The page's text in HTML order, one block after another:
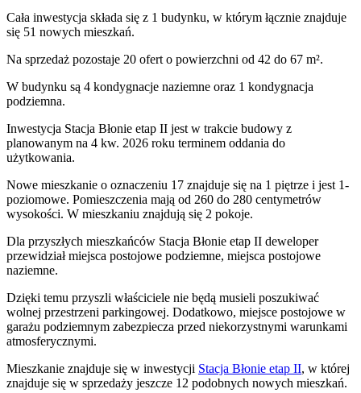
Cała inwestycja składa się z 1 budynku, w którym łącznie znajduje
się 51 nowych mieszkań.
Na sprzedaż pozostaje 20 ofert o powierzchni od 42 do 67 m².
W budynku są 4 kondygnacje naziemne oraz 1 kondygnacja
podziemna.
Inwestycja Stacja Błonie etap II jest w trakcie budowy z
planowanym na 4 kw. 2026 roku terminem oddania do
użytkowania.
Nowe mieszkanie o oznaczeniu 17 znajduje się na 1 piętrze i jest 1-
poziomowe. Pomieszczenia mają od 260 do 280 centymetrów
wysokości. W mieszkaniu znajdują się 2 pokoje.
Dla przyszłych mieszkańców Stacja Błonie etap II deweloper
przewidziałmiejsca postojowe podziemne, miejsca postojowe
naziemne.
Dzięki temu przyszli właściciele nie będą musieli poszukiwać
wolnej przestrzeni parkingowej. Dodatkowo, miejsce postojowe w
garażu podziemnym zabezpiecza przed niekorzystnymi warunkami
atmosferycznymi.
Mieszkanie znajduje się w inwestycji Stacja Błonie etap II, w której
znajduje się w sprzedaży jeszcze 12 podobnych nowych mieszkań.